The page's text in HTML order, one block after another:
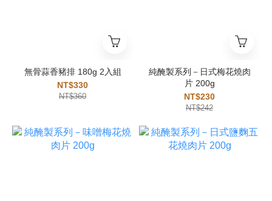
無骨蒜香豬排 180g 2入組
NT$330
NT$360
純醃製系列－日式梅花燒肉
片 200g
NT$230
NT$242